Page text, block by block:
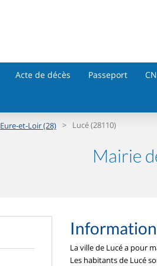
Acte de décès Passeport
Eure-et-Loir (28) > Lucé (28110)
Mairie
La ville de Lucé a pour
Les habitants de Lucé